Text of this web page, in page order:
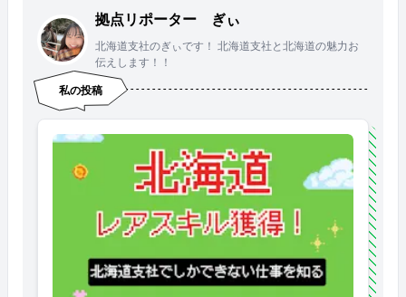
拠点リポーター ぎぃ
北海道支社のぎぃです！ 北海道支社と北海道の魅力お
伝えします！！
私の投稿